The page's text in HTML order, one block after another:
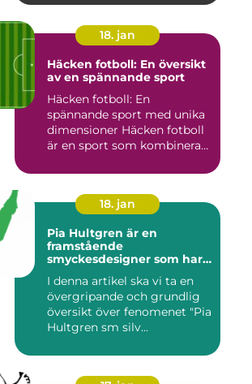
18. jan
Häcken fotboll: En översikt
av en spännande sport
Häcken fotboll: En
spännande sport med unika
dimensioner Häcken fotboll
är en sport som kombinerar
18. jan
Pia Hultgren är en
framstående
smyckesdesigner som har
unika och vackra smycken i
silver
I denna artikel ska vi ta en
övergripande och grundlig
översikt över fenomenet "Pia
Hultgren sm silv...